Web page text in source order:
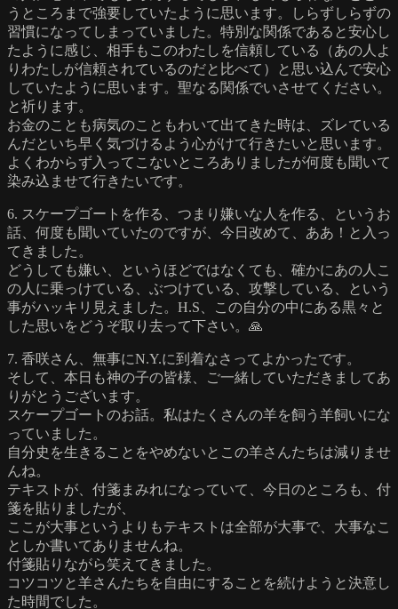
うところまで強要していたように思います。しらずしらずの
習慣になってしまっていました。特別な関係であると安心し
たように感じ、相手もこのわたしを信頼している（あの人よ
りわたしが信頼されているのだと比べて）と思い込んで安心
していたように思います。聖なる関係でいさせてください。
と祈ります。
お金のことも病気のこともわいて出てきた時は、ズレている
んだといち早く気づけるよう心がけて行きたいと思います。
よくわからず入ってこないところありましたが何度も聞いて
染み込ませて行きたいです。
6. スケープゴートを作る、つまり嫌いな人を作る、というお
話、何度も聞いていたのですが、今日改めて、ああ！と入っ
てきました。
どうしても嫌い、というほどではなくても、確かにあの人こ
の人に乗っけている、ぶつけている、攻撃している、という
事がハッキリ見えました。H.S、この自分の中にある黒々と
した思いをどうぞ取り去って下さい。🙏
7. 香咲さん、無事にN.Y.に到着なさってよかったです。
そして、本日も神の子の皆様、ご一緒していただきましてあ
りがとうございます。
スケープゴートのお話。私はたくさんの羊を飼う羊飼いにな
っていました。
自分史を生きることをやめないとこの羊さんたちは減りませ
んね。
テキストが、付箋まみれになっていて、今日のところも、付
箋を貼りましたが、
ここが大事というよりもテキストは全部が大事で、大事なこ
としか書いてありませんね。
付箋貼りながら笑えてきました。
コツコツと羊さんたちを自由にすることを続けようと決意し
た時間でした。